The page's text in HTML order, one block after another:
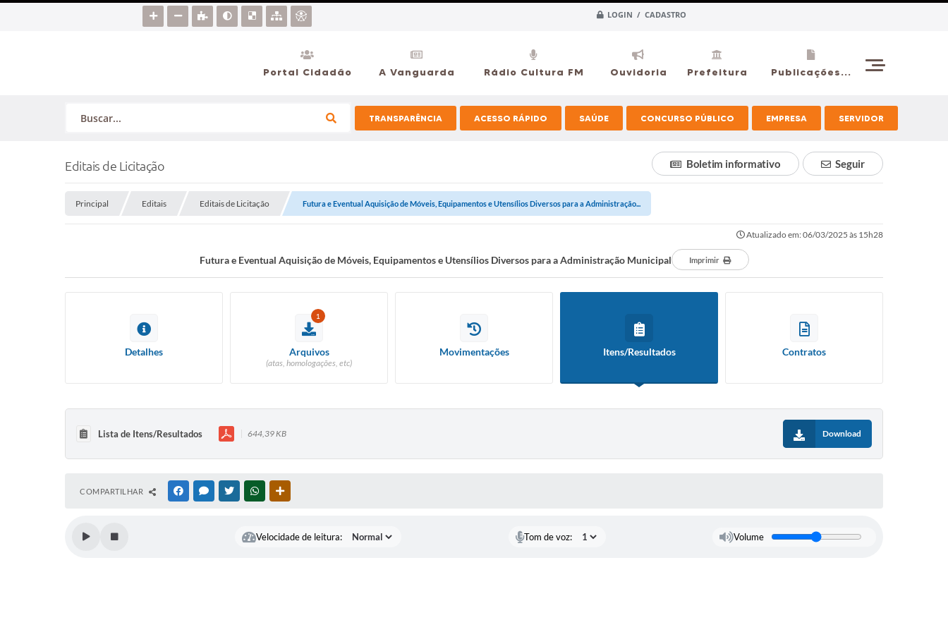
LOGIN / CADASTRO
Portal Cidadão A Vanguarda Rádio Cultura FM Ouvidoria Prefeitura Publicações...
TRANSPARÊNCIA ACESSO RÁPIDO SAÚDE CONCURSO PÚBLICO EMPRESA SERVIDOR
Editais de Licitação Seguir
Boletim informativo
Principal Editais Editais de Licitação Futura e Eventual Aquisição de Móveis, Equipamentos e Utensílios Diversos para a Administração...
Atualizado em: 06/03/2025 às 15h28
Futura e Eventual Aquisição de Móveis, Equipamentos e Utensílios Diversos para a Administração Municipal Imprimir
Detalhes
1
Arquivos
(atas, homologações, etc)
Movimentações Itens/Resultados Contratos
Lista de Itens/Resultados 644,39 KB Download
COMPARTILHAR FACEBOOKMESSENGER
TWITTERWHATSAPP
Velocidade de leitura: Tom de voz: Volume